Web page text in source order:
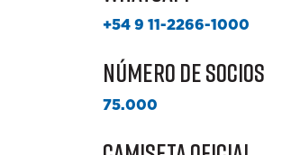
+54 9 11-2266-1000
Número de socios
75.000